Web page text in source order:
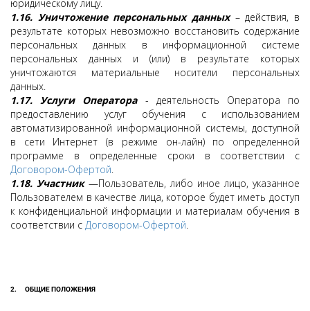
юридическому лицу.
1.16. Уничтожение персональных данных– действия, в
результате которых невозможно восстановить содержание
персональных данных в информационной системе
персональных данных и (или) в результате которых
уничтожаются материальные носители персональных
данных.
1.17.Услуги Оператора- деятельность Оператора по
предоставлению услуг обучения с использованием
автоматизированной информационной системы, доступной
в сети Интернет (в режиме он-лайн) по определенной
программе в определенные сроки в соответствии с
Договором-Офертой.
1.18. Участник —Пользователь, либо иное лицо, указанное
Пользователем в качестве лица, которое будет иметь доступ
к конфиденциальной информации и материалам обучения в
соответствии с Договором-Офертой.
2. ОБЩИЕ ПОЛОЖЕНИЯ